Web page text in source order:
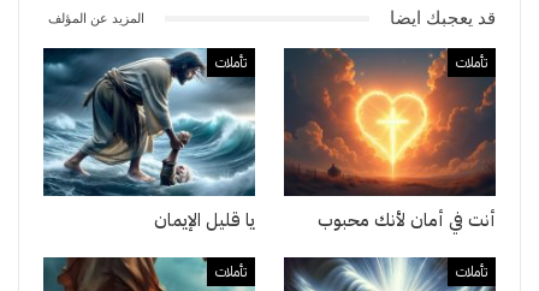
قد يعجبك ايضا المزيد عن المؤلف
تأملات
أنت في أمان لأنك محبوب
تأملات
يا قليل الإيمان
تأملات تأملات